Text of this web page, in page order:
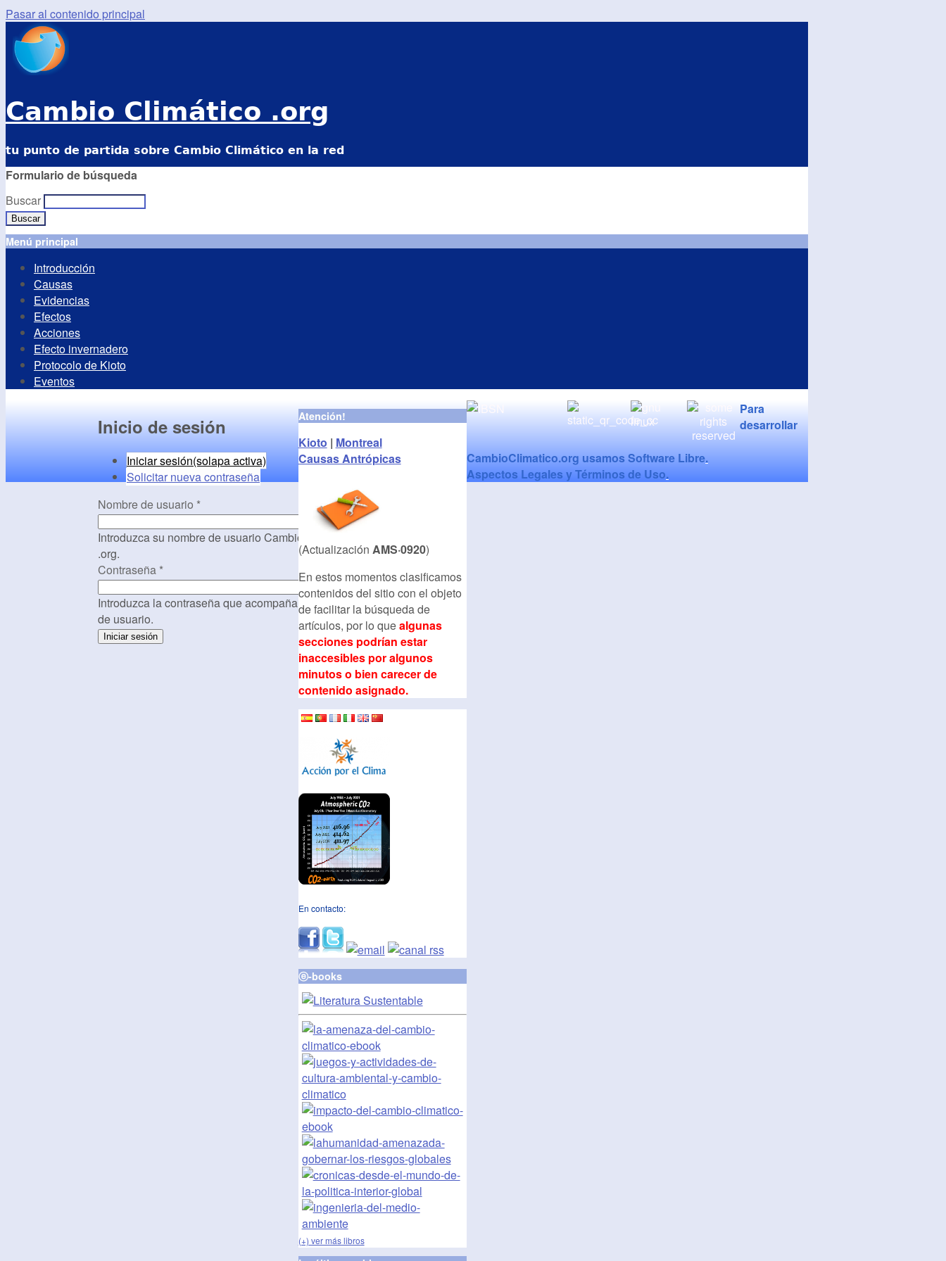
Pasar al contenido principal
Cambio Climático .org
tu punto de partida sobre Cambio Climático en la red
Formulario de búsqueda
Buscar
Menú principal
Introducción
Causas
Evidencias
Efectos
Acciones
Efecto invernadero
Protocolo de Kioto
Eventos
Inicio de sesión
Iniciar sesión(solapa activa)
Solicitar nueva contraseña
Nombre de usuario *
Introduzca su nombre de usuario Cambio Climático
.org.
Contraseña *
Introduzca la contraseña que acompaña a su nombre
de usuario.
Atención!
Kioto | Montreal
Causas Antrópicas
(Actualización AMS·0920)
En estos momentos clasificamos
contenidos del sitio con el objeto
de facilitar la búsqueda de
artículos, por lo quealgunas
secciones podrían estar
inaccesibles por algunos
minutos o bien carecer de
contenido asignado.
En contacto:
ⓔ-books
(+) ver más libros
Para
desarrollar
CambioClimatico.org usamos Software Libre.
Aspectos Legales y Términos de Uso.